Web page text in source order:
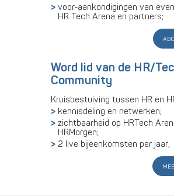
voor-aankondigingen van
HR Tech Arena en partners;
Word lid van de HR/
Community
Kruisbestuiving tussen HR en
kennisdeling en netwerken;
zichtbaarheid op HRTech
HRMorgen;
2 live bijeenkomsten per jaar;